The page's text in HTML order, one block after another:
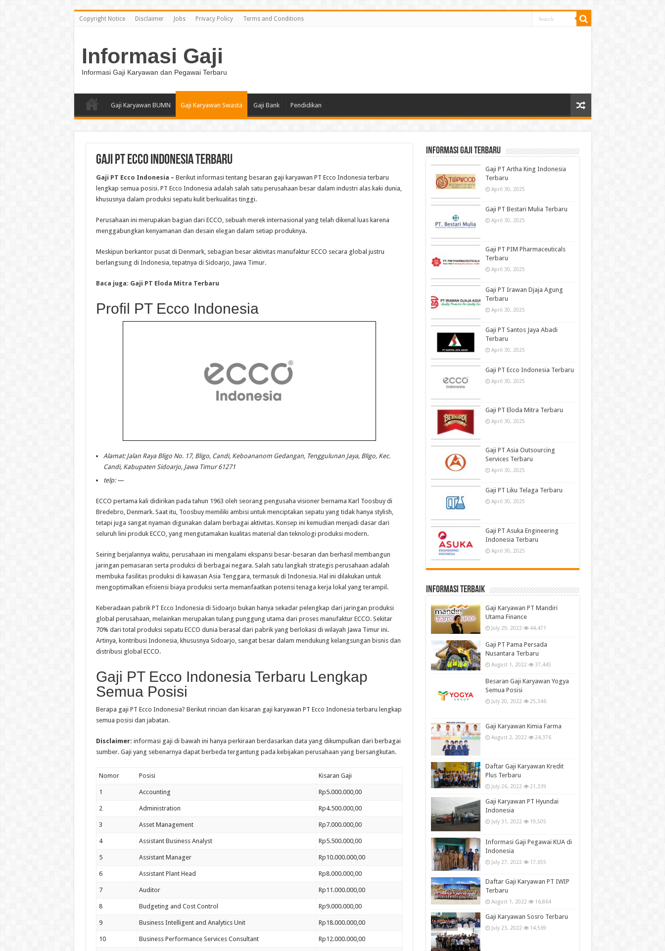
Copyright Notice Disclaimer Jobs Privacy Policy Terms and Conditions
Informasi Gaji
Informasi Gaji Karyawan dan Pegawai Terbaru
Gaji Karyawan BUMN Gaji Karyawan Swasta Gaji Bank Pendidikan
Gaji PT Ecco Indonesia Terbaru
Gaji PT Ecco Indonesia – Berikut informasi tentang besaran gaji karyawan PT Ecco Indonesia terbaru
lengkap semua posisi. PT Ecco Indonesia adalah salah satu perusahaan besar dalam industri alas kaki dunia,
khususnya dalam produksi sepatu kulit berkualitas tinggi.
Perusahaan ini merupakan bagian dari ECCO, sebuah merek internasional yang telah dikenal luas karena
menggabungkan kenyamanan dan desain elegan dalam setiap produknya.
Meskipun berkantor pusat di Denmark, sebagian besar aktivitas manufaktur ECCO secara global justru
berlangsung di Indonesia, tepatnya di Sidoarjo, Jawa Timur.
Baca juga: Gaji PT Eloda Mitra Terbaru
Profil PT Ecco Indonesia
Alamat: Jalan Raya Bligo No. 17, Bligo, Candi, Keboananom Gedangan, Tenggulunan Jaya, Bligo, Kec.
Candi, Kabupaten Sidoarjo, Jawa Timur 61271
telp: —
ECCO pertama kali didirikan pada tahun 1963 oleh seorang pengusaha visioner bernama Karl Toosbuy di
Bredebro, Denmark. Saat itu, Toosbuy memiliki ambisi untuk menciptakan sepatu yang tidak hanya stylish,
tetapi juga sangat nyaman digunakan dalam berbagai aktivitas. Konsep ini kemudian menjadi dasar dari
seluruh lini produk ECCO, yang mengutamakan kualitas material dan teknologi produksi modern.
Seiring berjalannya waktu, perusahaan ini mengalami ekspansi besar-besaran dan berhasil membangun
jaringan pemasaran serta produksi di berbagai negara. Salah satu langkah strategis perusahaan adalah
membuka fasilitas produksi di kawasan Asia Tenggara, termasuk di Indonesia. Hal ini dilakukan untuk
mengoptimalkan efisiensi biaya produksi serta memanfaatkan potensi tenaga kerja lokal yang terampil.
Keberadaan pabrik PT Ecco Indonesia di Sidoarjo bukan hanya sekadar pelengkap dari jaringan produksi
global perusahaan, melainkan merupakan tulang punggung utama dari proses manufaktur ECCO. Sekitar
70% dari total produksi sepatu ECCO dunia berasal dari pabrik yang berlokasi di wilayah Jawa Timur ini.
Artinya, kontribusi Indonesia, khususnya Sidoarjo, sangat besar dalam mendukung kelangsungan bisnis dan
distribusi global ECCO.
Gaji PT Ecco Indonesia Terbaru Lengkap
Semua Posisi
Berapa gaji PT Ecco Indonesia? Berikut rincian dan kisaran gaji karyawan PT Ecco Indonesia terbaru lengkap
semua posisi dan jabatan.
Disclaimer: informasi gaji di bawah ini hanya perkiraan berdasarkan data yang dikumpulkan dari berbagai
sumber. Gaji yang sebenarnya dapat berbeda tergantung pada kebijakan perusahaan yang bersangkutan.
Nomor Posisi Kisaran Gaji
1 Accounting Rp5.000.000,00
2 Administration Rp4.500.000,00
3 Asset Management Rp7.000.000,00
4 Assistant Business Analyst Rp5.500.000,00
5 Assistant Manager Rp10.000.000,00
6 Assistant Plant Head Rp8.000.000,00
7 Auditor Rp11.000.000,00
8 Budgeting and Cost Control Rp9.000.000,00
9 Business Intelligent and Analytics Unit Rp18.000.000,00
10 Business Performance Services Consultant Rp12.000.000,00
informasi gaji terbaru
Gaji PT Artha King Indonesia
Terbaru
April 30, 2025
Gaji PT Bestari Mulia Terbaru
April 30, 2025
Gaji PT PIM Pharmaceuticals
Terbaru
April 30, 2025
Gaji PT Irawan Djaja Agung
Terbaru
April 30, 2025
Gaji PT Santos Jaya Abadi
Terbaru
April 30, 2025
Gaji PT Ecco Indonesia Terbaru
April 30, 2025
Gaji PT Eloda Mitra Terbaru
April 30, 2025
Gaji PT Asia Outsourcing
Services Terbaru
April 30, 2025
Gaji PT Liku Telaga Terbaru
April 30, 2025
Gaji PT Asuka Engineering
Indonesia Terbaru
April 30, 2025
informasi terbaik
Gaji Karyawan PT Mandiri
Utama Finance
July 29, 2022 44,471
Gaji PT Pama Persada
Nusantara Terbaru
August 1, 2022 37,445
Besaran Gaji Karyawan Yogya
Semua Posisi
July 20, 2022 25,346
Gaji Karyawan Kimia Farma
August 2, 2022 24,376
Daftar Gaji Karyawan Kredit
Plus Terbaru
July 26, 2022 21,339
Gaji Karyawan PT Hyundai
Indonesia
July 31, 2022 19,505
Informasi Gaji Pegawai KUA di
Indonesia
July 27, 2022 17,655
Daftar Gaji Karyawan PT IWIP
Terbaru
August 1, 2022 16,864
Gaji Karyawan Sosro Terbaru
July 23, 2022 14,569